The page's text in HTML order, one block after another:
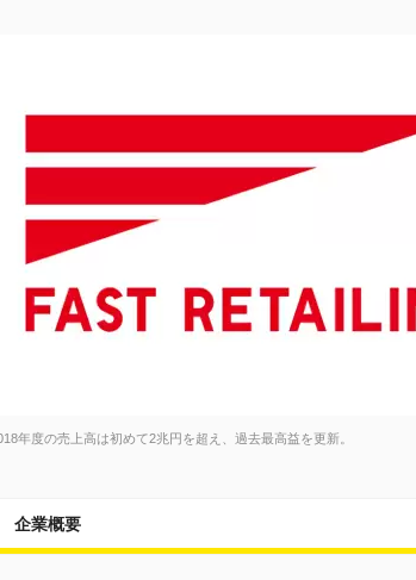
年度の売上高は初めて2兆円を超え、過去最高益を更新。
企業概要